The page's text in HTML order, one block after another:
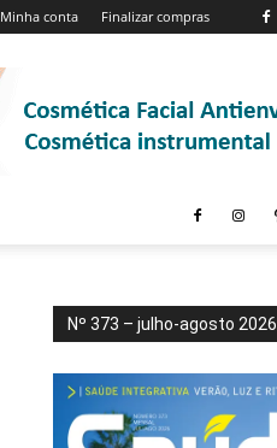
Minha conta Finalizar compras
Nº 373 – julho-agosto 2026